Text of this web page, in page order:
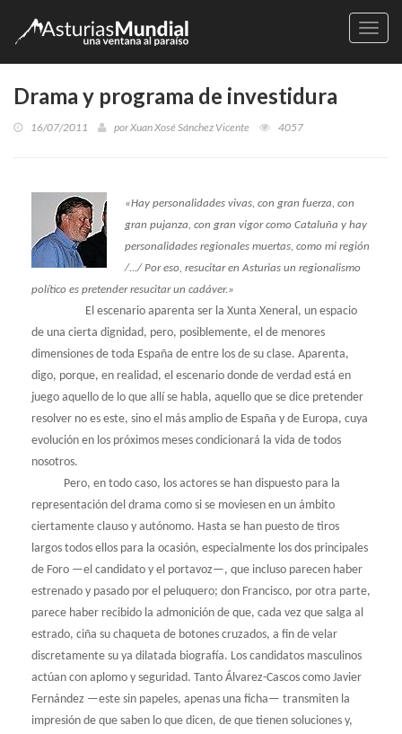
Drama y programa de investidura
16/07/2011 porXuan Xosé Sánchez Vicente 4057
«Hay personalidades vivas, con gran fuerza, con
gran pujanza, con gran vigor como Cataluña y hay
personalidades regionales muertas, como mi región
/.../ Por eso, resucitar en Asturias un regionalismo
político es pretender resucitar un cadáver.»
El escenario aparenta ser la Xunta Xeneral, un espacio
de una cierta dignidad, pero, posiblemente, el de menores
dimensiones de toda España de entre los de su clase. Aparenta,
digo, porque, en realidad, el escenario donde de verdad está en
juego aquello de lo que allí se habla, aquello que se dice pretender
resolver no es este, sino el más amplio de España y de Europa, cuya
evolución en los próximos meses condicionará la vida de todos
nosotros.
Pero, en todo caso, los actores se han dispuesto para la
representación del drama como si se moviesen en un ámbito
ciertamente clauso y autónomo. Hasta se han puesto de tiros
largos todos ellos para la ocasión, especialmente los dos principales
de Foro —el candidato y el portavoz—, que incluso parecen haber
estrenado y pasado por el peluquero; don Francisco, por otra parte,
parece haber recibido la admonición de que, cada vez que salga al
estrado, ciña su chaqueta de botones cruzados, a fin de velar
discretamente su ya dilatada biografía. Los candidatos masculinos
actúan con aplomo y seguridad. Tanto Álvarez-Cascos como Javier
Fernández —este sin papeles, apenas una ficha— transmiten la
impresión de que saben lo que dicen, de que tienen soluciones y,